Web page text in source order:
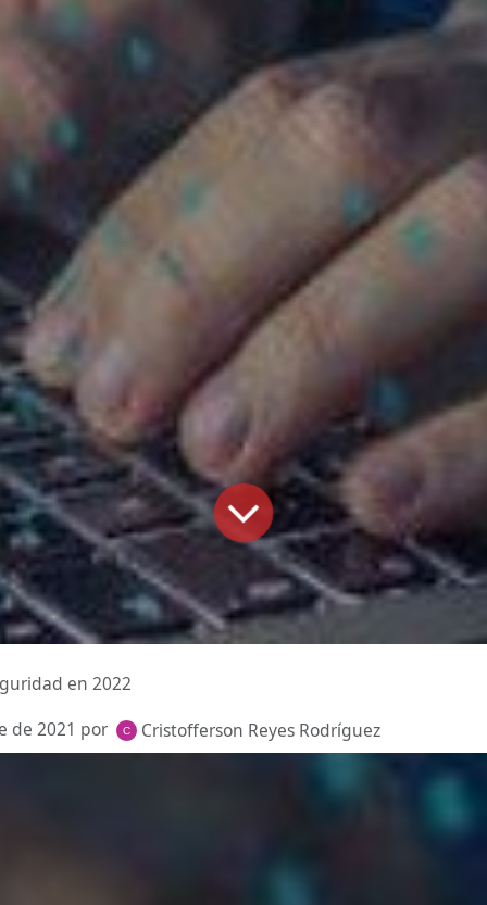
en 2022
de 2021 por Cristofferson Reyes Rodríguez